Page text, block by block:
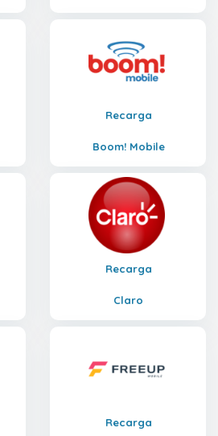
Recarga
Boom! Mobile
Recarga
Claro
Recarga